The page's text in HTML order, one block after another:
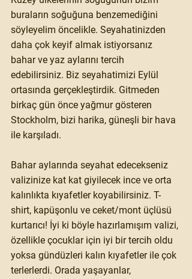
buraların soğuğuna benzemediğini
söyleyelim öncelikle. Seyahatinizden
daha çok keyif almak istiyorsanız
bahar ve yaz aylarını tercih
edebilirsiniz. Biz seyahatimizi Eylül
ortasında gerçekleştirdik. Gitmeden
birkaç gün önce yağmur gösteren
Stockholm, bizi harika, güneşli bir hava
ile karşıladı.
Bahar aylarında seyahat edecekseniz
valizinize kat kat giyilecek ince ve orta
kalınlıkta kıyafetler koyabilirsiniz. T-
shirt, kapüşonlu ve ceket/mont üçlüsü
kurtarıcı! İyi ki böyle hazırlamışım valizi,
özellikle çocuklar için iyi bir tercih oldu
yoksa gündüzleri kalın kıyafetler ile çok
terlerlerdi. Orada yaşayanlar,